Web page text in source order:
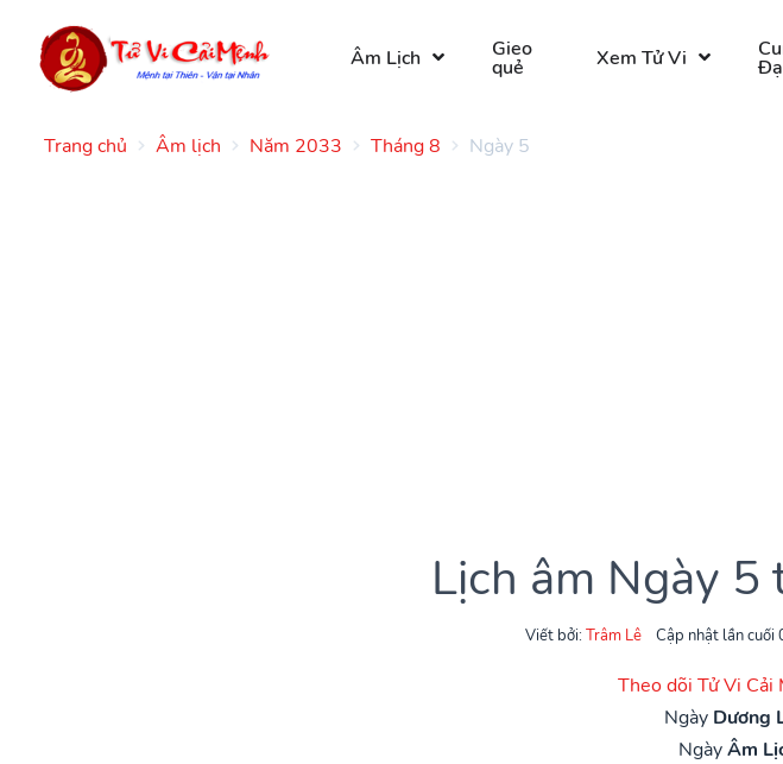
Âm Lịch Gieo
quẻ Xem Tử Vi
Trang chủ Âm lịch Năm 2033 Tháng 8 Ngày 5
Lịch âm Ngày
Viết bởi: Trâm Lê Cập nhật lần
Theo dõi Tử Vi Cải
Ngày Dương
NgàyÂm